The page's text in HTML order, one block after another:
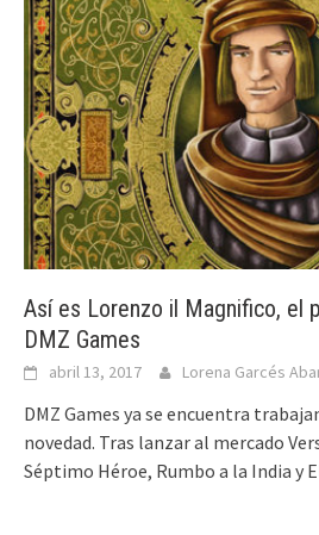
Así es Lorenzo il Magnifico, el
DMZ Games
abril 13, 2017 Lorena Garcés
DMZ Games ya se encuentra
novedad. Tras lanzar al mercado
Séptimo Héroe, Rumbo a la India y